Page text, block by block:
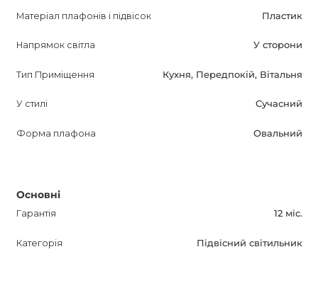
магазину.
Матеріал плафонів і підвісок Пластик
Напрямок світла У сторони
Тип Приміщення Кухня, Передпокій, Вітальня
У стилі Сучасний
Форма плафона Овальний
Основні
Гарантія 12 міс.
Категорія Підвісний світильник